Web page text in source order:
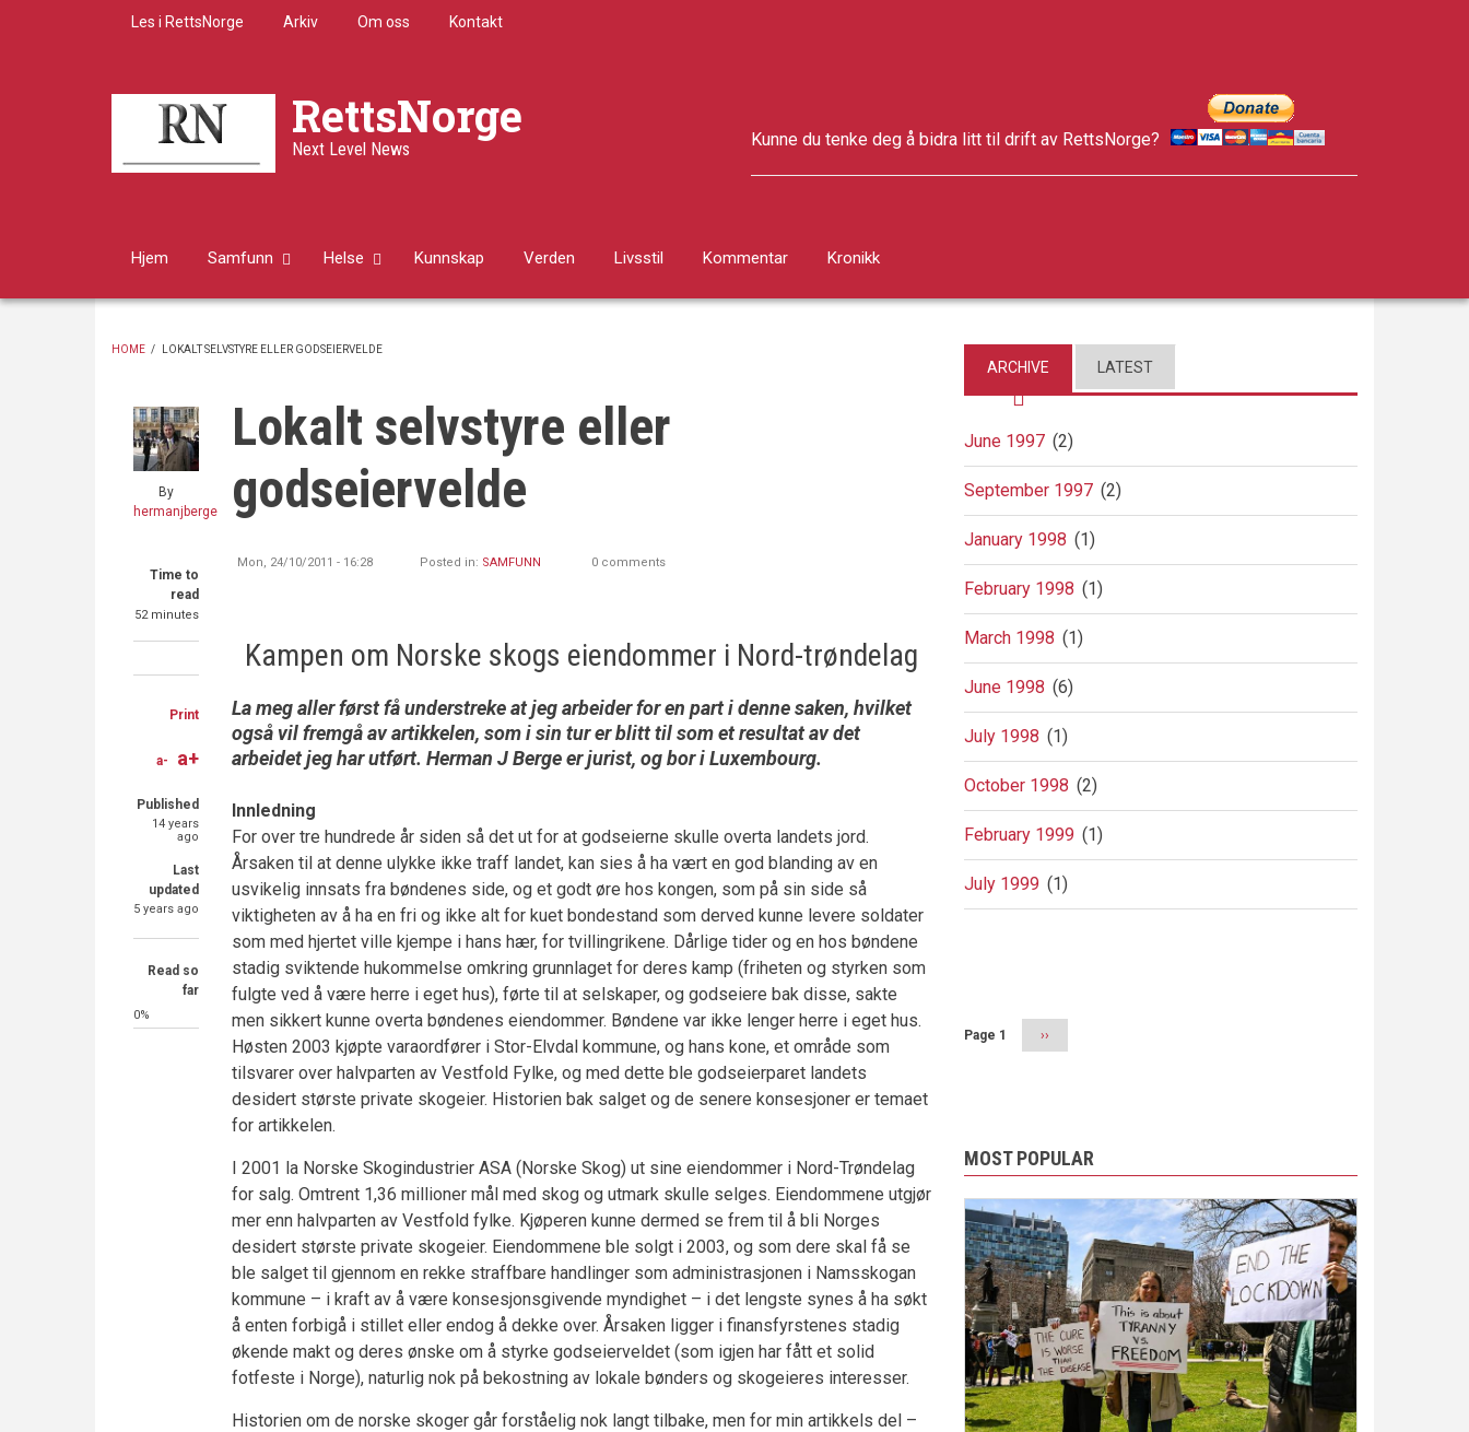
Les i RettsNorge Arkiv Om oss Kontakt
RettsNorge
Next Level News Kunne du tenke deg å bidra litt til drift av RettsNorge?
Hjem Samfunn Helse Kunnskap Verden Livsstil Kommentar Kronikk
HOME / LOKALT SELVSTYRE ELLER GODSEIERVELDE
By
hermanjberge
Time to
read
52 minutes
Share
on
Facebook
Share
on
Twitter
Share
through
email
Print
a- a+
Published
14 years
ago
Last
updated
5 years ago
Read so
far
0%
Lokalt selvstyre eller
godseiervelde
Mon, 24/10/2011 - 16:28 Posted in: SAMFUNN 0 comments
Kampen om Norske skogs eiendommer i Nord-trøndelag
La meg aller først få understreke at jeg arbeider for en part i denne saken, hvilket
også vil fremgå av artikkelen, som i sin tur er blitt til som et resultat av det
arbeidet jeg har utført. Herman J Berge er jurist, og bor i Luxembourg.
Innledning
For over tre hundrede år siden så det ut for at godseierne skulle overta landets jord.
Årsaken til at denne ulykke ikke traff landet, kan sies å ha vært en god blanding av en
usvikelig innsats fra bøndenes side, og et godt øre hos kongen, som på sin side så
viktigheten av å ha en fri og ikke alt for kuet bondestand som derved kunne levere soldater
som med hjertet ville kjempe i hans hær, for tvillingrikene. Dårlige tider og en hos bøndene
stadig sviktende hukommelse omkring grunnlaget for deres kamp (friheten og styrken som
fulgte ved å være herre i eget hus), førte til at selskaper, og godseiere bak disse, sakte
men sikkert kunne overta bøndenes eiendommer. Bøndene var ikke lenger herre i eget hus.
Høsten 2003 kjøpte varaordfører i Stor-Elvdal kommune, og hans kone, et område som
tilsvarer over halvparten av Vestfold Fylke, og med dette ble godseierparet landets
desidert største private skogeier. Historien bak salget og de senere konsesjoner er temaet
for artikkelen.
I 2001 la Norske Skogindustrier ASA (Norske Skog) ut sine eiendommer i Nord-Trøndelag
for salg. Omtrent 1,36 millioner mål med skog og utmark skulle selges. Eiendommene utgjør
mer enn halvparten av Vestfold fylke. Kjøperen kunne dermed se frem til å bli Norges
desidert største private skogeier. Eiendommene ble solgt i 2003, og som dere skal få se
ble salget til gjennom en rekke straffbare handlinger som administrasjonen i Namsskogan
kommune – i kraft av å være konsesjonsgivende myndighet – i det lengste synes å ha søkt
å enten forbigå i stillet eller endog å dekke over. Årsaken ligger i finansfyrstenes stadig
økende makt og deres ønske om å styrke godseierveldet (som igjen har fått et solid
fotfeste i Norge), naturlig nok på bekostning av lokale bønders og skogeieres interesser.
Historien om de norske skoger går forståelig nok langt tilbake, men for min artikkels del –
ARCHIVE LATEST
June 1997 (2)
September 1997 (2)
January 1998 (1)
February 1998 (1)
March 1998 (1)
June 1998 (6)
July 1998 (1)
October 1998 (2)
February 1999 (1)
July 1999 (1)
Page 1
Next
page
››
MOST POPULAR